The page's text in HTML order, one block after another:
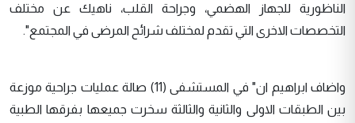
الناظورية للجهاز الهضمي، وجراحة القلب، ناهيك عن مختلف
التخصصات الاخرى التي تقدم لمختلف شرائح المرضى في المجتمع".
واضاف ابراهيم ان" في المستشفى (11) صالة عمليات جراحية موزعة
بين الطبقات الاولى والثانية والثالثة سخرت جميعها بفرقها الطبية